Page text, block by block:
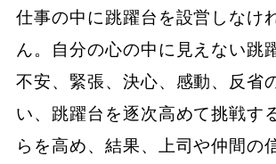
仕事の中に跳躍台を設営しなけ
ん。自分の心の中に見えない跳
不安、緊張、決心、感動、反省
い、跳躍台を逐次高めて挑戦す
らを高め、結果、上司や仲間の